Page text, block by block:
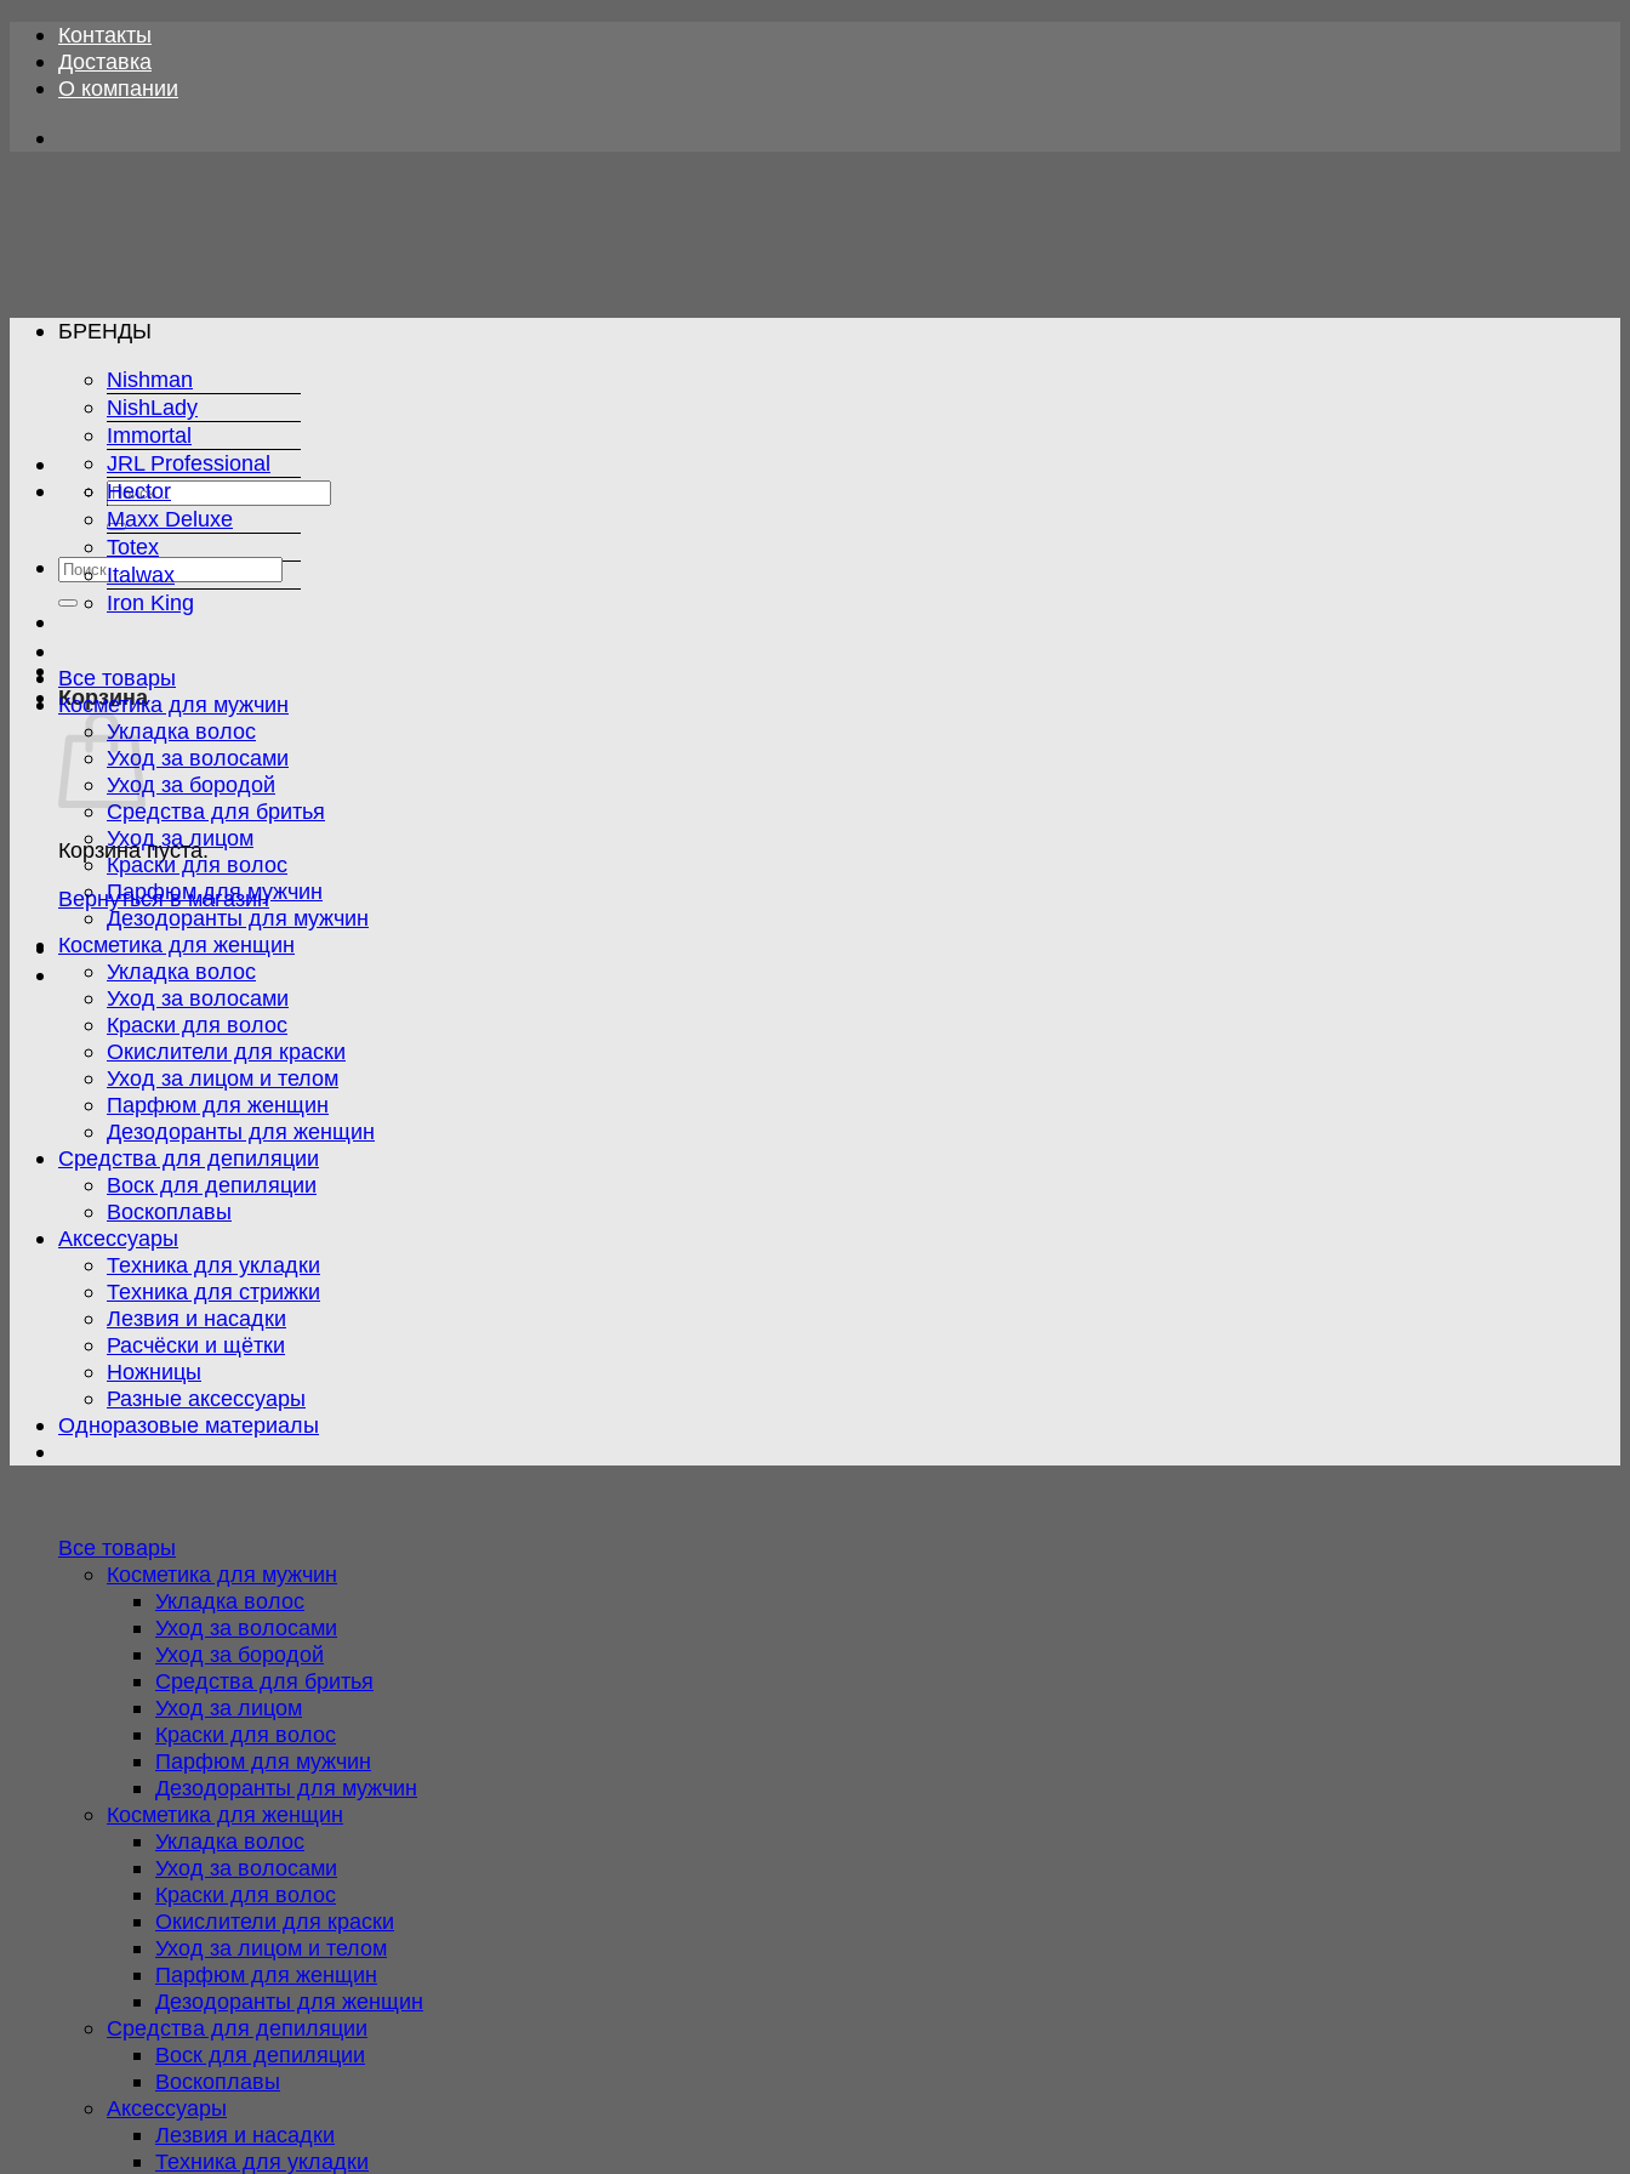
Skip
content
Контакты
Доставка
О компании
Искать:
Искать:
Корзина
Корзина пуста.
Вернуться в магазин
БРЕНДЫ
Nishman
NishLady
Immortal
JRL Professional
Hector
Maxx Deluxe
Totex
Italwax
Iron King
Все товары
Косметика для мужчин
Укладка волос
Уход за волосами
Уход за бородой
Средства для бритья
Уход за лицом
Краски для волос
Парфюм для мужчин
Дезодоранты для мужчин
Косметика для женщин
Укладка волос
Уход за волосами
Краски для волос
Окислители для краски
Уход за лицом и телом
Парфюм для женщин
Дезодоранты для женщин
Средства для депиляции
Воск для депиляции
Воскоплавы
Аксессуары
Техника для укладки
Техника для стрижки
Лезвия и насадки
Расчёски и щётки
Ножницы
Разные аксессуары
Одноразовые материалы
Все товары
Косметика для мужчин
Укладка волос
Уход за волосами
Уход за бородой
Средства для бритья
Уход за лицом
Краски для волос
Парфюм для мужчин
Дезодоранты для мужчин
Косметика для женщин
Укладка волос
Уход за волосами
Краски для волос
Окислители для краски
Уход за лицом и телом
Парфюм для женщин
Дезодоранты для женщин
Средства для депиляции
Воск для депиляции
Воскоплавы
Аксессуары
Лезвия и насадки
Техника для укладки